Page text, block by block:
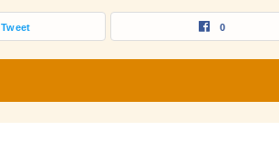
Tweet 0